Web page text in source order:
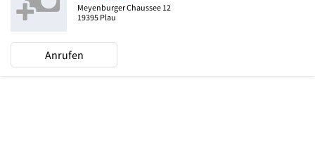
Meyenburger Chaussee 12
19395 Plau
Anrufen